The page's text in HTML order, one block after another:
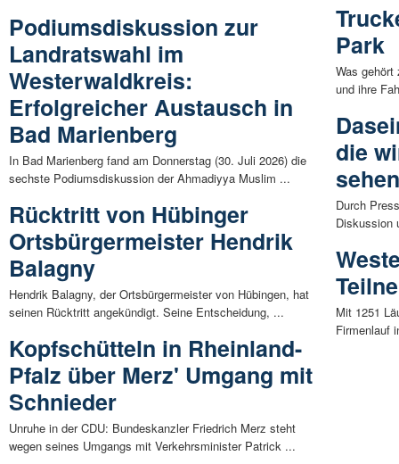
Podiumsdiskussion zur
Landratswahl im
Westerwaldkreis:
Erfolgreicher Austausch in
Bad Marienberg
In Bad Marienberg fand am Donnerstag (30. Juli 2026) die
sechste Podiumsdiskussion der Ahmadiyya Muslim ...
Rücktritt von Hübinger
Ortsbürgermeister Hendrik
Balagny
Hendrik Balagny, der Ortsbürgermeister von Hübingen, hat
seinen Rücktritt angekündigt. Seine Entscheidung, ...
Kopfschütteln in Rheinland-
Pfalz über Merz' Umgang mit
Schnieder
Unruhe in der CDU: Bundeskanzler Friedrich Merz steht
wegen seines Umgangs mit Verkehrsminister Patrick ...
Park
Was
und ihre
die
Durch
Diskussion
Mit 1251
Firmenlauf